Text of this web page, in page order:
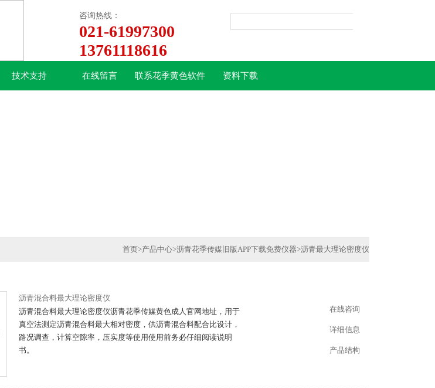
咨询热线：
021-61997300
13761118616
技术支持 在线留言 联系花季黄色软件 资料下载
首页>产品中心>沥青花季传媒旧版APP下载免费仪器>沥青最大理论密度仪
沥青混合料最大理论密度仪
沥青混合料最大理论密度仪沥青花季传媒黄色成人官网地址，用于
真空法测定沥青混合料最大相对密度，供沥青混合料配合比设计，
路况调查，计算空隙率，压实度等使用使用前务必仔细阅读说明
书。
在线咨询
详细信息
产品结构